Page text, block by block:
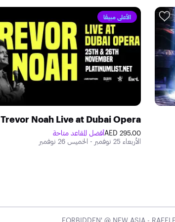
الأعلى مبيعًا
Trevor Noah Live at Dubai Opera
295.00 AED
أفضل المقاعد متاحة
الأربعاء 25 نوفمبر - الخميس 26 نوفمبر